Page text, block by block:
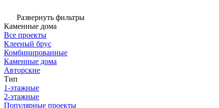
Развернуть фильтры
Каменные дома
Все проекты
Клееный брус
Комбинированные
Каменные дома
Авторские
Тип
1-этажные
2-этажные
Популярные проекты